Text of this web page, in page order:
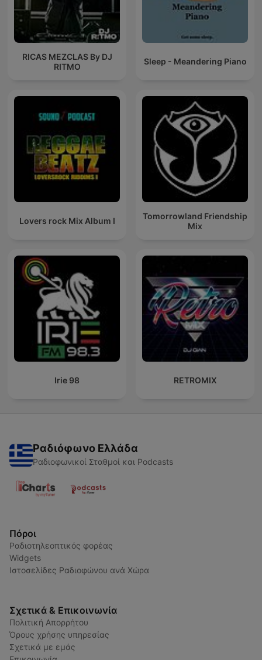
RICAS MEZCLAS By DJ
RITMO
Sleep - Meandering Piano
Lovers rock Mix Album I
Tomorrowland Friendship
Mix
Irie 98 RETROMIX
Ραδιόφωνο Ελλάδα
Ραδιοφωνικοί Σταθμοί και Podcasts
Πόροι
Ραδιοτηλεοπτικός φορέας
Widgets
Ιστοσελίδες Ραδιοφώνου ανά Χώρα
Σχετικά & Επικοινωνία
Πολιτική Απορρήτου
Όρους χρήσης υπηρεσίας
Σχετικά με εμάς